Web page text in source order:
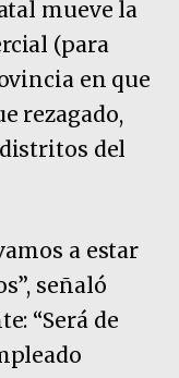
mueve la
(para
en que
rezagado,
del
a estar
señaló
“Será de